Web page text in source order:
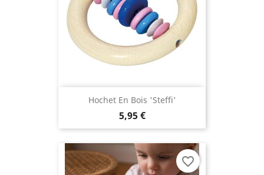
Hochet En Bois 'Steffi'
5,95 €
favorite_border